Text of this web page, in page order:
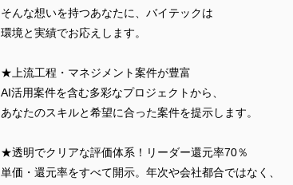
そんな想いを持つあなたに、バイテックは
環境と実績でお応えします。
★上流工程・マネジメント案件が豊富
AI活用案件を含む多彩なプロジェクトから、
あなたのスキルと希望に合った案件を提示します。
★透明でクリアな評価体系！リーダー還元率70％
単価・還元率をすべて開示。年次や会社都合ではなく、